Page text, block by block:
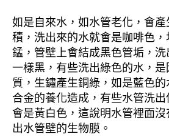
如是自來水，如水管老化，會
積，洗出來的水就會是咖啡色
錳，管壁上會結成黑色管垢，
一樣黑，有些洗出綠色的水，
質，生鏽產生銅綠，如是藍色
合金的養化造成，有些水管洗
會是黃白色，這說明水管裡面
出水管壁的生物膜。